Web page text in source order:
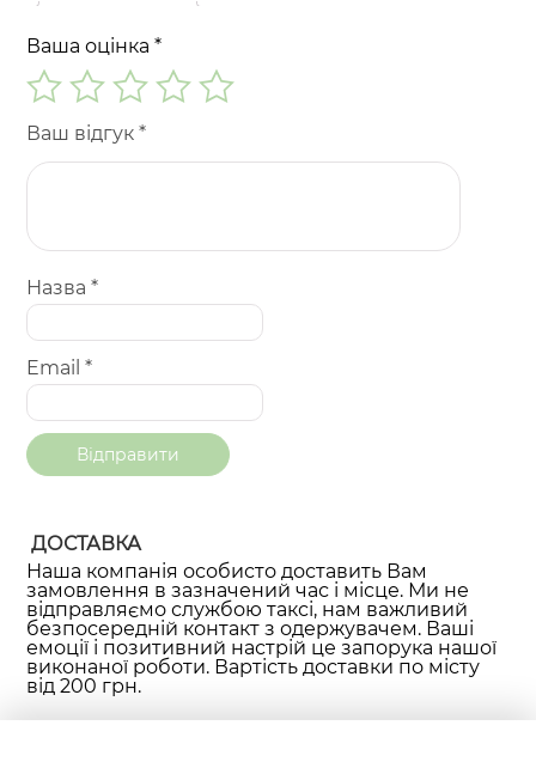
Ваша оцінка*
Ваш відгук*
Назва*
Email*
ДОСТАВКА
Наша компанія особисто доставить Вам
замовлення в зазначений час і місце. Ми не
відправляємо службою таксі, нам важливий
безпосередній контакт з одержувачем. Ваші
емоції і позитивний настрій це запорука нашої
виконаної роботи. Вартість доставки по місту
від 200 грн.